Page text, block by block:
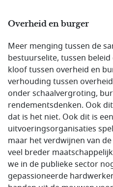
Overheid en burger
Meer menging tussen de
bestuurselite, tussen
kloof tussen overheid en
verhouding tussen
onder schaalvergroting,
rendementsdenken. Ook
dat is het niet. Ook dit is
uitvoeringsorganisaties
maar het verdwijnen van
veel breder
we in de publieke sector
gepassioneerde